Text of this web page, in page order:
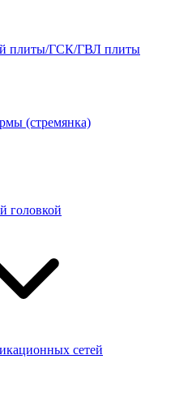
плиты/ГСК/ГВЛ плиты
(стремянка)
головкой
сетей